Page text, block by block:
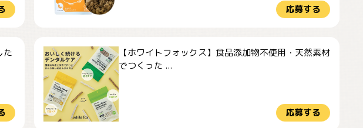
応募する
た
【ホワイトフォックス】食品添加物不使用・天然素材
でつくった ...
応募する